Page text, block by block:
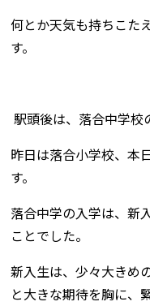
何とか天気も持ちこた
す。
駅頭後は、落合中学校
昨日は落合小学校、本
す。
落合中学の入学は、新
ことでした。
新入生は、少々大きめ
と大きな期待を胸に、